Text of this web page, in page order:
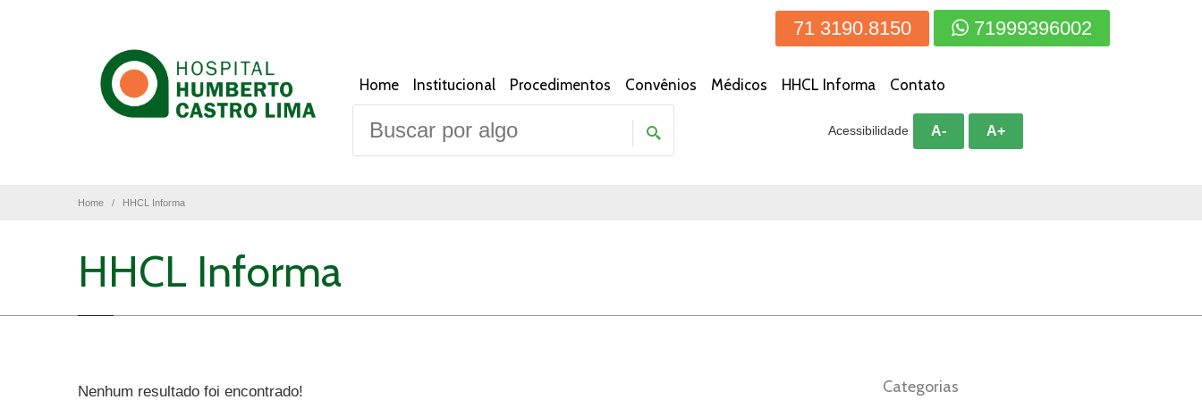
71 3190.8150 71999396002
Home Institucional Procedimentos Convênios Médicos HHCL Informa Contato
Acessibilidade A- A+
Home HHCL Informa
HHCL Informa
Nenhum resultado foi encontrado! Categorias